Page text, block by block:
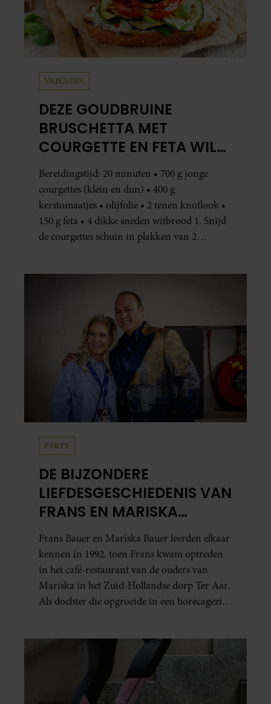
VRIENDIN
DEZE GOUDBRUINE
BRUSCHETTA MET
COURGETTE EN FETA WIL
JE METEEN MAKEN
Bereidingstijd: 20 minuten • 700 g jonge
courgettes (klein en dun) • 400 g
kerstomaatjes • olijfolie • 2 tenen knoflook •
150 g feta • 4 dikke sneden witbrood 1. Snijd
de courgettes schuin in plakken van 2
PARTY
DE BIJZONDERE
LIEFDESGESCHIEDENIS VAN
FRANS EN MARISKA
BAUER: OOK IN BED
ELKAARS EERSTE
Frans Bauer en Mariska Bauer leerden elkaar
kennen in 1992, toen Frans kwam optreden
in het café-restaurant van de ouders van
Mariska in het Zuid-Hollandse dorp Ter Aar.
Als dochter die opgroeide in een horecagezin